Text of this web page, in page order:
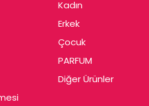
Kadın
Erkek
Çocuk
PARFUM
Diğer Ürünler